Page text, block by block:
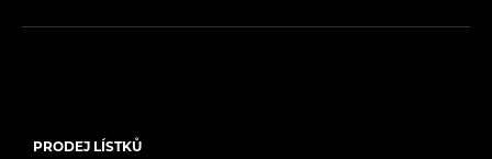
PRODEJ LÍSTKŮ